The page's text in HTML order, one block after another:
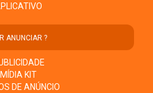
ANUNCIAR ?
MÍDIA KIT
DE ANÚNCIO